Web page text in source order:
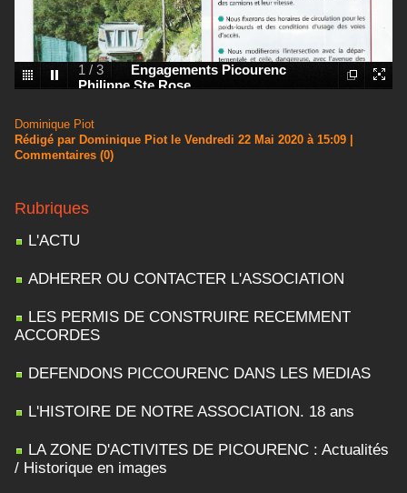
1 / 3
Engagements Picourenc
Philippe Ste Rose
Dominique Piot
Rédigé par Dominique Piot le Vendredi 22 Mai 2020 à 15:09
Commentaires (0)
Rubriques
L'ACTU
ADHERER OU CONTACTER L'ASSOCIATION
LES PERMIS DE CONSTRUIRE RECEMMENT
ACCORDES
DEFENDONS PICCOURENC DANS LES MEDIAS
L'HISTOIRE DE NOTRE ASSOCIATION. 18 ans
LA ZONE D'ACTIVITES DE PICOURENC : Actualités
/ Historique en images